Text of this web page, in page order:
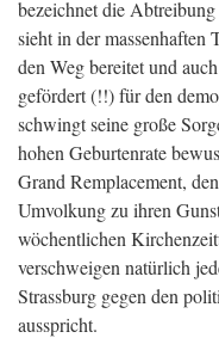
bezeichnet die
sieht in der
den Weg bereitet und
gefördert (!!) für den
schwingt seine große
hohen Geburtenrate
Grand Remplacement,
Umvolkung zu ihren
wöchentlichen
verschweigen natürlich
Strassburg gegen den
ausspricht.